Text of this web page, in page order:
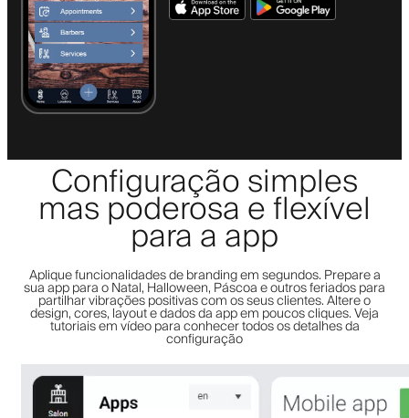
Configuração simples
mas poderosa e flexível
para a app
Aplique funcionalidades de branding em segundos. Prepare a
sua app para o Natal, Halloween, Páscoa e outros feriados para
partilhar vibrações positivas com os seus clientes. Altere o
design, cores, layout e dados da app em poucos cliques. Veja
tutoriais em vídeo para conhecer todos os detalhes da
configuração